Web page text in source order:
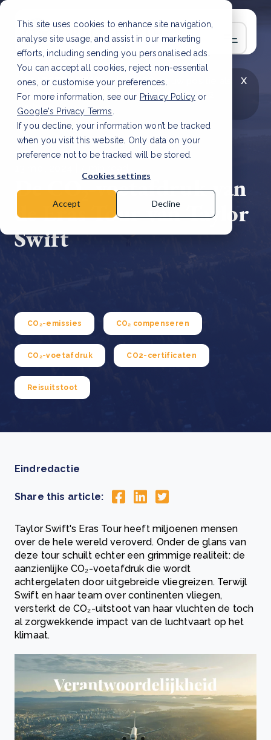
This site uses cookies to enhance site navigation,
analyse site usage, and assist in our marketing
efforts, including sending you personalised ads.
You can accept all cookies, reject non-essential
ones, or customise your preferences.
For more information, see our Privacy Policy or
Google's Privacy Terms
If you decline, your information won’t be tracked
when you visit this website. Only data on your
preference not to be tracked will be stored.
Cookies settings
Accept Decline
x
LAATSTE ARTIKEL
CSRD en uw positie als
leverancier: wat verandert er in 2026?Lees
artikel
De CO₂-voetafdruk van
de Eras Tour van Taylor
Swift
CO₂-emissies CO₂ compenseren
CO₂-voetafdruk CO2-certificaten
Reisuitstoot
Eindredactie
Share this article:
Taylor Swift's Eras Tour heeft miljoenen mensen
over de hele wereld veroverd. Onder de glans van
deze tour schuilt echter een grimmige realiteit: de
aanzienlijke CO₂-voetafdruk die wordt
achtergelaten door uitgebreide vliegreizen. Terwijl
Swift en haar team over continenten vliegen,
versterkt de CO₂-uitstoot van haar vluchten de toch
al zorgwekkende impact van de luchtvaart op het
klimaat.